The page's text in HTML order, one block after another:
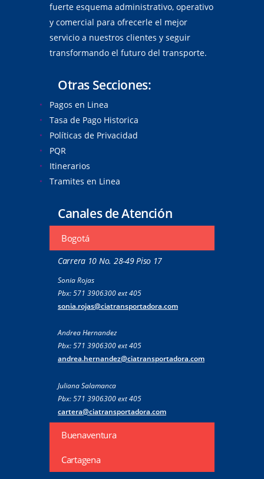
fuerte esquema administrativo, operativo
y comercial para ofrecerle el mejor
servicio a nuestros clientes y seguir
transformando el futuro del transporte.
Otras Secciones:
Pagos en Linea
Tasa de Pago Historica
Políticas de Privacidad
PQR
Itinerarios
Tramites en Linea
Canales de Atención
Bogotá
Carrera 10 No. 28-49 Piso 17
Sonia Rojas
Pbx: 571 3906300 ext 405
sonia.rojas@ciatransportadora.com
Andrea Hernandez
Pbx: 571 3906300 ext 405
andrea.hernandez@ciatransportadora.com
Juliana Salamanca
Pbx: 571 3906300 ext 405
cartera@ciatransportadora.com
Buenaventura
Cartagena